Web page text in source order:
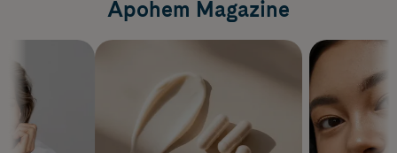
Apohem Magazine